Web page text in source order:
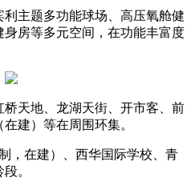
主题多功能球场、高压氧舱健
房等多元空间，在功能丰富度
天地、龙湖天街、开市客、前
建）等在周围环集。
，在建）、西华国际学校、青
。